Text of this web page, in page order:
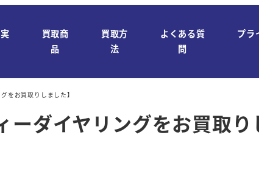
買取商
品
買取方
法
よくある質
問
プラ
をお買取りしました】
ダイヤリングをお買取り